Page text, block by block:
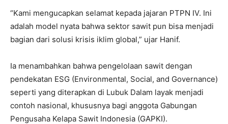
“Kami mengucapkan selamat kepada jajaran PTPN IV. Ini
adalah model nyata bahwa sektor sawit pun bisa menjadi
bagian dari solusi krisis iklim global,” ujar Hanif.
Ia menambahkan bahwa pengelolaan sawit dengan
pendekatan ESG (Environmental, Social, and Governance)
seperti yang diterapkan di Lubuk Dalam layak menjadi
contoh nasional, khususnya bagi anggota Gabungan
Pengusaha Kelapa Sawit Indonesia (GAPKI).